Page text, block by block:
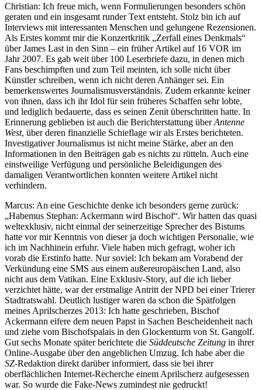
Christian: Ich freue mich, wenn Formulierungen besonders schön
geraten und ein insgesamt runder Text entsteht. Stolz bin ich auf
Interviews mit interessanten Menschen und gelungene Rezensionen.
Als Erstes kommt mir die Konzertkritik „Zerfall eines Denkmals“
über James Last in den Sinn – ein früher Artikel auf 16 VOR im
Jahr 2007. Es gab weit über 100 Leserbriefe dazu, in denen mich
Fans beschimpften und zum Teil meinten, ich solle nicht über
Künstler schreiben, wenn ich nicht deren Anhänger sei. Ein
bemerkenswertes Journalismusverständnis. Zudem erkannte keiner
von ihnen, dass ich ihr Idol für sein früheres Schaffen sehr lobte,
und lediglich bedauerte, dass es seinen Zenit überschritten hatte. In
Erinnerung geblieben ist auch die Berichterstattung überAntenne
West, über deren finanzielle Schieflage wir als Erstes berichteten.
Investigativer Journalismus ist nicht meine Stärke, aber an den
Informationen in den Beiträgen gab es nichts zu rütteln. Auch eine
einstweilige Verfügung und persönliche Beleidigungen des
damaligen Verantwortlichen konnten weitere Artikel nicht
verhindern.
Marcus: An eine Geschichte denke ich besonders gerne zurück:
„Habemus Stephan: Ackermann wird Bischof“. Wir hatten das quasi
weltexklusiv, nicht einmal der seinerzeitige Sprecher des Bistums
hatte vor mir Kenntnis von dieser ja doch wichtigen Personalie, wie
ich im Nachhinein erfuhr. Viele haben mich gefragt, woher ich
vorab die Erstinfo hatte. Nur soviel: Ich bekam am Vorabend der
Verkündung eine SMS aus einem außereuropäischen Land, also
nicht aus dem Vatikan. Eine Exklusiv-Story, auf die ich lieber
verzichtet hätte, war der erstmalige Antritt der NPD bei einer Trierer
Stadtratswahl. Deutlich lustiger waren da schon die Spätfolgen
meines Aprilscherzes 2013: Ich hatte geschrieben, Bischof
Ackermann eifere dem neuen Papst in Sachen Bescheidenheit nach
und ziehe vom Bischofspalais in den Glockenturm von St. Gangolf.
Gut sechs Monate später berichtete die Süddeutsche Zeitung in ihrer
Online-Ausgabe über den angeblichen Umzug. Ich habe aber die
SZ-Redaktion direkt darüber informiert, dass sie bei ihrer
oberflächlichen Internet-Recherche einem Aprilscherz aufgesessen
war. So wurde die Fake-News zumindest nie gedruckt!